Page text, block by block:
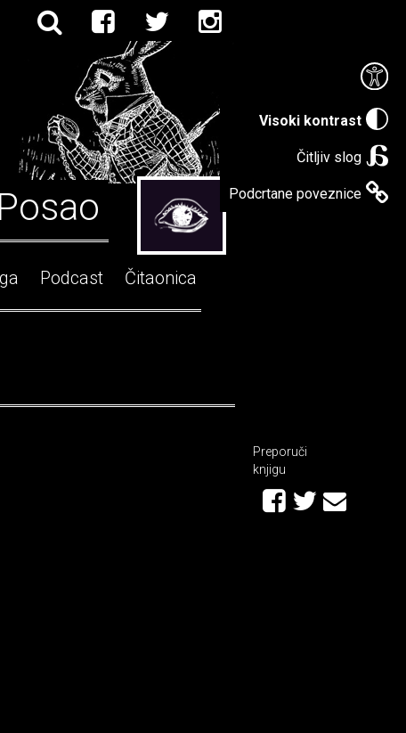
Visoki kontrast
Čitljiv slog
Podcrtane poveznice
Posao
Podcast Čitaonica
Preporuči
knjigu